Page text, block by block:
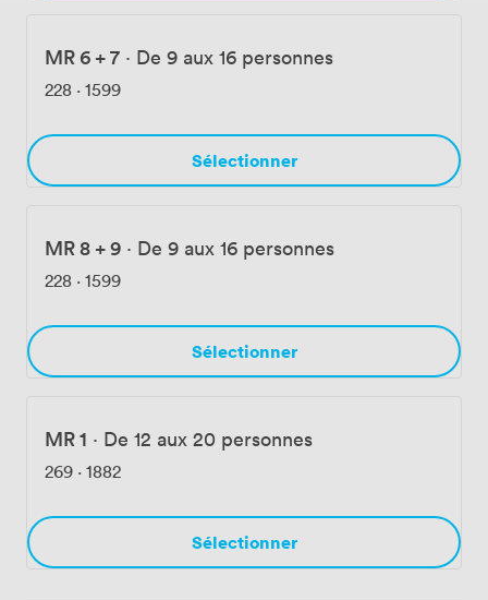
MR 6 + 7 · De 9 aux 16 personnes
228 · 1599
Sélectionner
MR 8 + 9 · De 9 aux 16 personnes
228 · 1599
Sélectionner
MR 1 · De 12 aux 20 personnes
269 · 1882
Sélectionner